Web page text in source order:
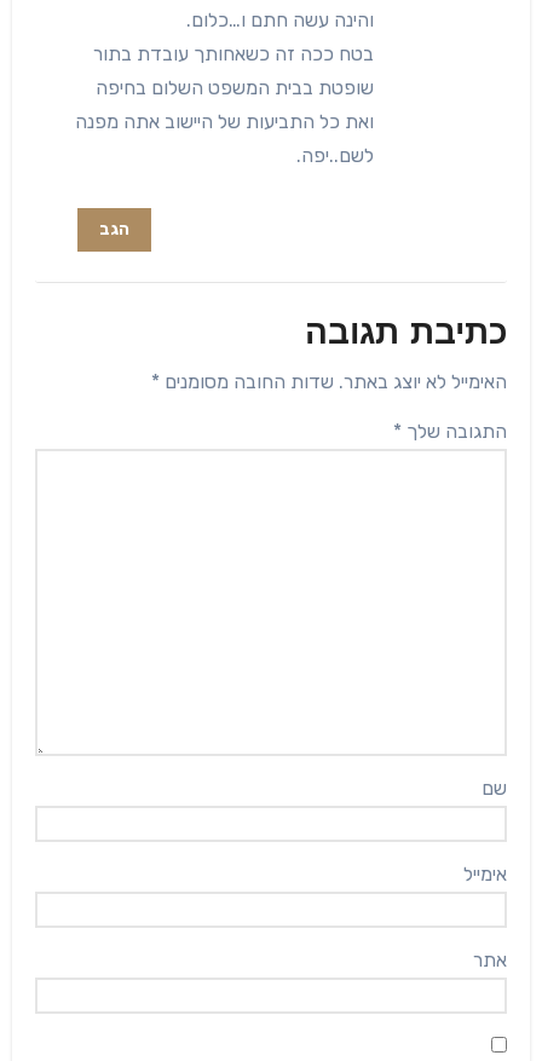
והינה עשה חתם ו…כלום.
בטח ככה זה כשאחותך עובדת בתור
שופטת בבית המשפט השלום בחיפה
ואת כל התביעות של היישוב אתה מפנה
לשם..יפה.
הגב
כתיבת תגובה
האימייל לא יוצג באתר. שדות החובה מסומנים *
התגובה שלך *
שם
אימייל
אתר